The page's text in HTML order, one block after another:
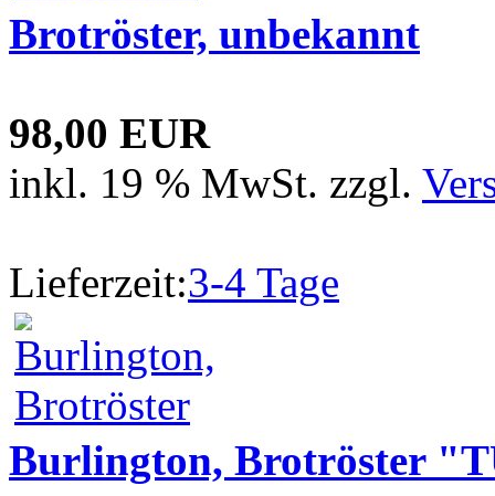
Brotröster, unbekannt
98,00 EUR
inkl. 19 % MwSt. zzgl.
Lieferzeit:3-4 Tage
Burlington, Brotröster